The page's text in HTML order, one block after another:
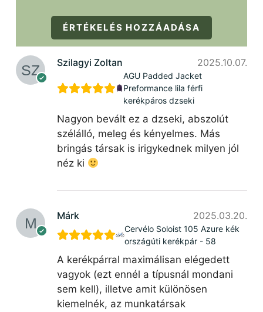
ÉRTÉKELÉS HOZZÁADÁSA
Szilagyi Zoltan 2025.10.07.
AGU Padded Jacket
Preformance lila férfi
kerékpáros dzseki
Nagyon bevált ez a dzseki, abszolút
szélálló, meleg és kényelmes. Más
bringás társak is irigykednek milyen jól
néz ki
Márk 2025.03.20.
Cervélo Soloist 105 Azure kék
országúti kerékpár - 58
A kerékpárral maximálisan elégedett
vagyok (ezt ennél a típusnál mondani
sem kell), illetve amit különösen
kiemelnék, az munkatársak